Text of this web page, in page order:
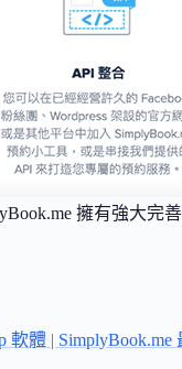
擁有強大完
體 |